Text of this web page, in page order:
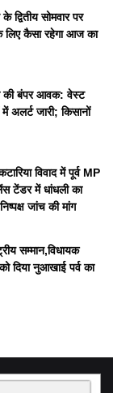
सोमवार पर
लिए कैसा रहेगा आज का
की बंपर आवक: वेस्ट
अलर्ट जारी; किसानों
विवाद में पूर्व MP
टेंडर में धांधली का
जांच की मांग
सम्मान,विधायक
दिया नुआखाई पर्व का